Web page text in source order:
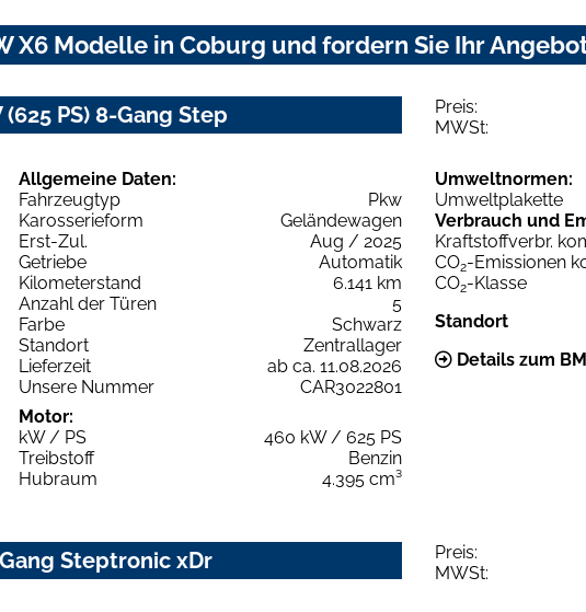
X6 Modelle in Coburg und fordern Sie Ihr
PS) 8-Gang Step Preis:
MWSt:
Allgemeine Daten:
Fahrzeugtyp
Pkw
Karosserieform
Geländewagen
Erst-Zul.
Aug / 2025
Getriebe
Automatik
Kilometerstand
6.141 km
Anzahl der Türen
5
Farbe
Schwarz
Standort
Zentrallager
Lieferzeit
ab ca. 11.08.2026
Unsere Nummer
CAR3022801
Motor:
kW / PS
460 kW / 625 PS
Treibstoff
Benzin
Hubraum
4.395 cm³
Umweltnormen:
Umweltplakette
Verbrauch und
Kraftstoffverbr.
CO2-Emissionen
CO2-Klasse
Standort
Details zum
Steptronic xDr Preis:
MWSt: